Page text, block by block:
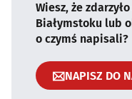
Wiesz, że
Białymstoku lub
o czymś napisali?
NAPISZ DO